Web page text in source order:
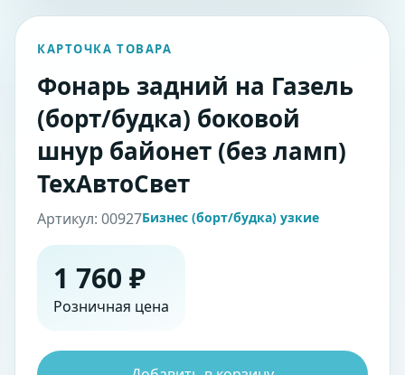
КАРТОЧКА ТОВАРА
Фонарь задний на Газель
(борт/будка) боковой
шнур байонет (без ламп)
ТехАвтоСвет
Артикул: 00927Бизнес (борт/будка) узкие
1 760 ₽
Розничная цена